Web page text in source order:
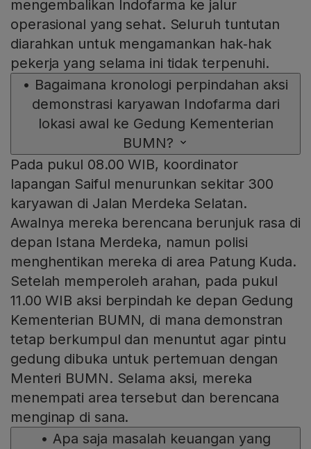
mengembalikan Indofarma ke jalur
operasional yang sehat. Seluruh tuntutan
diarahkan untuk mengamankan hak‑hak
pekerja yang selama ini tidak terpenuhi.
• Bagaimana kronologi perpindahan aksi
demonstrasi karyawan Indofarma dari
lokasi awal ke Gedung Kementerian
BUMN?
Pada pukul 08.00 WIB, koordinator
lapangan Saiful menurunkan sekitar 300
karyawan di Jalan Merdeka Selatan.
Awalnya mereka berencana berunjuk rasa di
depan Istana Merdeka, namun polisi
menghentikan mereka di area Patung Kuda.
Setelah memperoleh arahan, pada pukul
11.00 WIB aksi berpindah ke depan Gedung
Kementerian BUMN, di mana demonstran
tetap berkumpul dan menuntut agar pintu
gedung dibuka untuk pertemuan dengan
Menteri BUMN. Selama aksi, mereka
menempati area tersebut dan berencana
menginap di sana.
• Apa saja masalah keuangan yang